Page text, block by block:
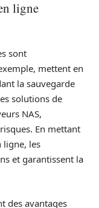
ligne
sont
mettent en
la sauvegarde
solutions de
NAS,
En mettant
ligne, les
et garantissent la
des avantages